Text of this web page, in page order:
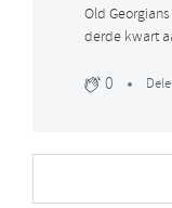
Old
derde kwart
0